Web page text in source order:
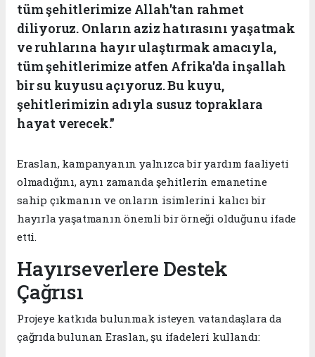
tüm şehitlerimize Allah'tan rahmet
diliyoruz. Onların aziz hatırasını yaşatmak
ve ruhlarına hayır ulaştırmak amacıyla,
tüm şehitlerimize atfen Afrika'da inşallah
bir su kuyusu açıyoruz. Bu kuyu,
şehitlerimizin adıyla susuz topraklara
hayat verecek."
Eraslan, kampanyanın yalnızca bir yardım faaliyeti
olmadığını, aynı zamanda şehitlerin emanetine
sahip çıkmanın ve onların isimlerini kalıcı bir
hayırla yaşatmanın önemli bir örneği olduğunu ifade
etti.
Hayırseverlere Destek
Çağrısı
Projeye katkıda bulunmak isteyen vatandaşlara da
çağrıda bulunan Eraslan, şu ifadeleri kullandı: